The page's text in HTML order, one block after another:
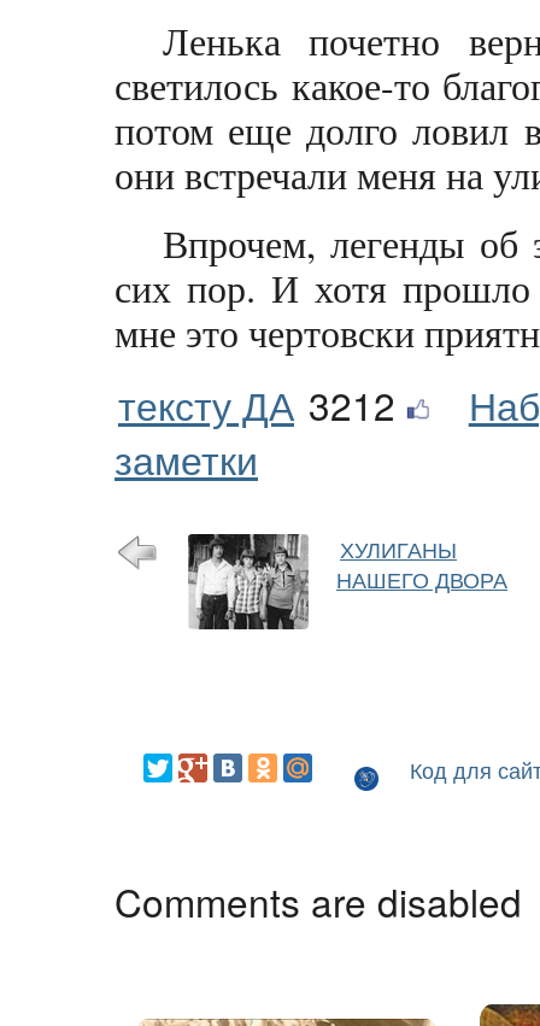
Ленька почетно
светилось какое-то
потом еще долго ловил
они встречали меня на
Впрочем, легенды
сих пор. И хотя прошло
мне это чертовски
тексту ДА 3212
заметки
ХУЛИГАНЫ
НАШЕГО ДВОРА
Код для
Comments are disabled